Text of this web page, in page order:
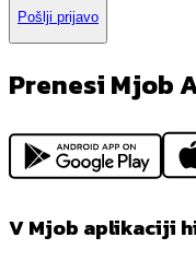
Pošlji prijavo
Prenesi Mjob
V Mjob aplikaciji